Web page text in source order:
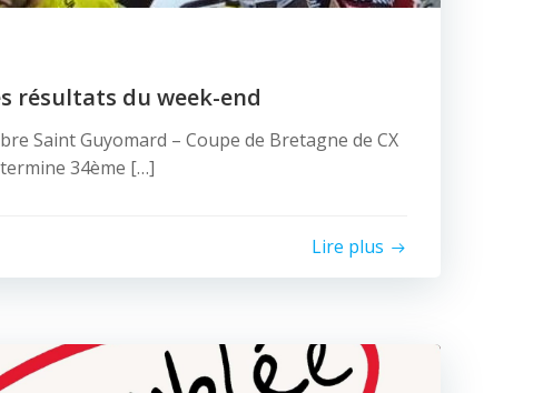
résultats du week-end
Saint Guyomard – Coupe de Bretagne de CX
34ème […]
Lire plus